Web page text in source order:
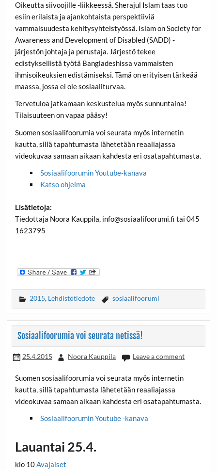
Oikeutta siivoojille -liikkeessä. Sherajul Islam taas tuo
esiin erilaista ja ajankohtaista perspektiiviä
vammaisuudesta kehitysyhteistyössä. Islam on Society for
Awareness and Development of Disabled (SADD) -
järjestön johtaja ja perustaja. Järjestö tekee
edistyksellistä työtä Bangladeshissa vammaisten
ihmisoikeuksien edistämiseksi. Tämä on erityisen tärkeää
maassa, jossa ei ole sosiaaliturvaa.
Tervetuloa jatkamaan keskustelua myös sunnuntaina!
Tilaisuuteen on vapaa pääsy!
Suomen sosiaalifoorumia voi seurata myös internetin
kautta, sillä tapahtumasta lähetetään reaaliajassa
videokuvaa samaan aikaan kahdesta eri osatapahtumasta.
Sosiaalifoorumin Youtube-kanava
Katso ohjelma
Lisätietoja:
Tiedottaja Noora Kauppila, info@sosiaalifoorumi.fi tai 045
1623795
2015, Lehdistötiedote sosiaalifoorumi
Sosiaalifoorumia voi seurata netissä!
25.4.2015 Noora Kauppila Leave a comment
Suomen sosiaalifoorumia voi seurata myös internetin
kautta, sillä tapahtumasta lähetetään reaaliajassa
videokuvaa samaan aikaan kahdesta eri osatapahtumasta.
Sosiaalifoorumin Youtube -kanava
Lauantai 25.4.
klo 10Avajaiset